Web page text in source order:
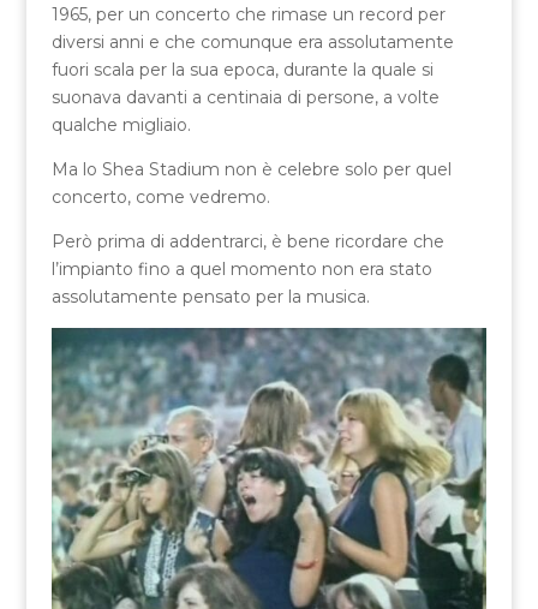
1965, per un concerto che rimase un record per
diversi anni e che comunque era assolutamente
fuori scala per la sua epoca, durante la quale si
suonava davanti a centinaia di persone, a volte
qualche migliaio.
Ma lo Shea Stadium non è celebre solo per quel
concerto, come vedremo.
Però prima di addentrarci, è bene ricordare che
l’impianto fino a quel momento non era stato
assolutamente pensato per la musica.